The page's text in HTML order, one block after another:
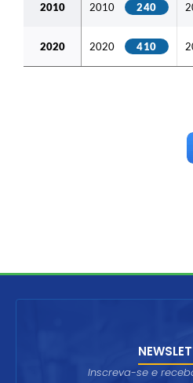
2010 2010 240
2020 2020 410
Inscreva-se e